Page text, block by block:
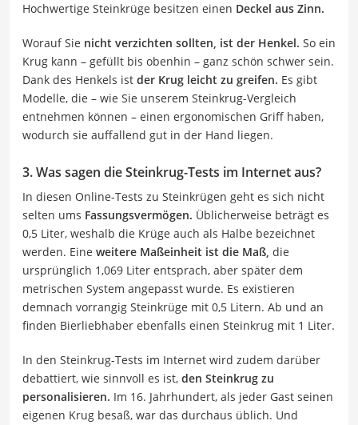
Hochwertige Steinkrüge besitzen einen Deckel aus Zinn.
Worauf Sie nicht verzichten sollten, ist der Henkel. So ein
Krug kann – gefüllt bis obenhin – ganz schön schwer sein.
Dank des Henkels ist der Krug leicht zu greifen. Es gibt
Modelle, die – wie Sie unserem Steinkrug-Vergleich
entnehmen können – einen ergonomischen Griff haben,
wodurch sie auffallend gut in der Hand liegen.
3. Was sagen die Steinkrug-Tests im Internet aus?
In diesen Online-Tests zu Steinkrügen geht es sich nicht
selten ums Fassungsvermögen. Üblicherweise beträgt es
0,5 Liter, weshalb die Krüge auch als Halbe bezeichnet
werden. Eine weitere Maßeinheit ist die Maß, die
ursprünglich 1,069 Liter entsprach, aber später dem
metrischen System angepasst wurde. Es existieren
demnach vorrangig Steinkrüge mit 0,5 Litern. Ab und an
finden Bierliebhaber ebenfalls einen Steinkrug mit 1 Liter.
In den Steinkrug-Tests im Internet wird zudem darüber
debattiert, wie sinnvoll es ist, den Steinkrug zu
personalisieren. Im 16. Jahrhundert, als jeder Gast seinen
eigenen Krug besaß, war das durchaus üblich. Und